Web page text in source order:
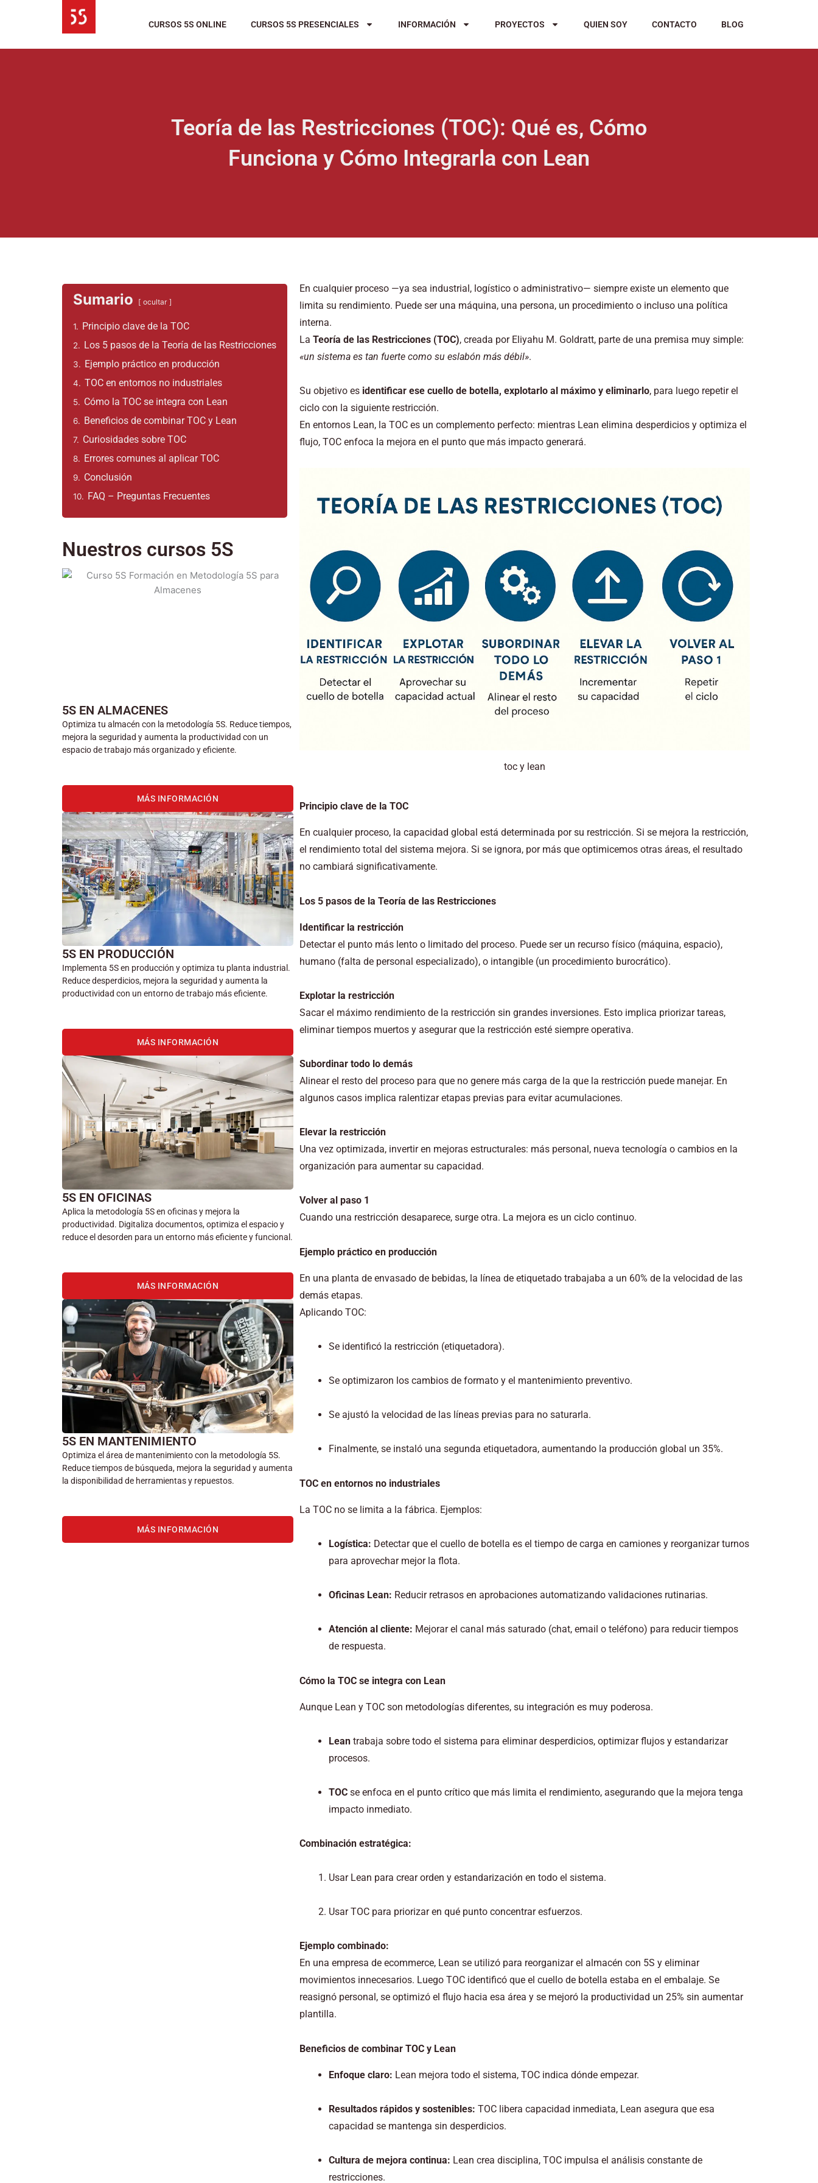
CURSOS 5S ONLINE CURSOS 5S PRESENCIALES INFORMACIÓN PROYECTOS QUIEN SOY CONTACTO BLOG
Teoría de las Restricciones (TOC): Qué es, Cómo
Funciona y Cómo Integrarla con Lean
Sumario ocultar
1. Principio clave de la TOC
2. Los 5 pasos de la Teoría de las Restricciones
3. Ejemplo práctico en producción
4. TOC en entornos no industriales
5. Cómo la TOC se integra con Lean
6. Beneficios de combinar TOC y Lean
7. Curiosidades sobre TOC
8. Errores comunes al aplicar TOC
9. Conclusión
10. FAQ – Preguntas Frecuentes
Nuestros cursos 5S
5S EN ALMACENES
Optimiza tu almacén con la metodología 5S. Reduce tiempos,
mejora la seguridad y aumenta la productividad con un
espacio de trabajo más organizado y eficiente.
MÁS INFORMACIÓN
5S EN PRODUCCIÓN
Implementa 5S en producción y optimiza tu planta industrial.
Reduce desperdicios, mejora la seguridad y aumenta la
productividad con un entorno de trabajo más eficiente.
MÁS INFORMACIÓN
5S EN OFICINAS
Aplica la metodología 5S en oficinas y mejora la
productividad. Digitaliza documentos, optimiza el espacio y
reduce el desorden para un entorno más eficiente y funcional.
MÁS INFORMACIÓN
5S EN MANTENIMIENTO
Optimiza el área de mantenimiento con la metodología 5S.
Reduce tiempos de búsqueda, mejora la seguridad y aumenta
la disponibilidad de herramientas y repuestos.
MÁS INFORMACIÓN
En cualquier proceso —ya sea industrial, logístico o administrativo— siempre existe un elemento que
limita su rendimiento. Puede ser una máquina, una persona, un procedimiento o incluso una política
interna.
La Teoría de las Restricciones (TOC), creada por Eliyahu M. Goldratt, parte de una premisa muy simple:
«un sistema es tan fuerte como su eslabón más débil».
Su objetivo es identificar ese cuello de botella, explotarlo al máximo y eliminarlo, para luego repetir el
ciclo con la siguiente restricción.
En entornos Lean, la TOC es un complemento perfecto: mientras Lean elimina desperdicios y optimiza el
flujo, TOC enfoca la mejora en el punto que más impacto generará.
toc y lean
Principio clave de la TOC
En cualquier proceso, la capacidad global está determinada por su restricción. Si se mejora la restricción,
el rendimiento total del sistema mejora. Si se ignora, por más que optimicemos otras áreas, el resultado
no cambiará significativamente.
Los 5 pasos de la Teoría de las Restricciones
Identificar la restricción
Detectar el punto más lento o limitado del proceso. Puede ser un recurso físico (máquina, espacio),
humano (falta de personal especializado), o intangible (un procedimiento burocrático).
Explotar la restricción
Sacar el máximo rendimiento de la restricción sin grandes inversiones. Esto implica priorizar tareas,
eliminar tiempos muertos y asegurar que la restricción esté siempre operativa.
Subordinar todo lo demás
Alinear el resto del proceso para que no genere más carga de la que la restricción puede manejar. En
algunos casos implica ralentizar etapas previas para evitar acumulaciones.
Elevar la restricción
Una vez optimizada, invertir en mejoras estructurales: más personal, nueva tecnología o cambios en la
organización para aumentar su capacidad.
Volver al paso 1
Cuando una restricción desaparece, surge otra. La mejora es un ciclo continuo.
Ejemplo práctico en producción
En una planta de envasado de bebidas, la línea de etiquetado trabajaba a un 60% de la velocidad de las
demás etapas.
Aplicando TOC:
Se identificó la restricción (etiquetadora).
Se optimizaron los cambios de formato y el mantenimiento preventivo.
Se ajustó la velocidad de las líneas previas para no saturarla.
Finalmente, se instaló una segunda etiquetadora, aumentando la producción global un 35%.
TOC en entornos no industriales
La TOC no se limita a la fábrica. Ejemplos:
Logística: Detectar que el cuello de botella es el tiempo de carga en camiones y reorganizar turnos
para aprovechar mejor la flota.
Oficinas Lean: Reducir retrasos en aprobaciones automatizando validaciones rutinarias.
Atención al cliente: Mejorar el canal más saturado (chat, email o teléfono) para reducir tiempos
de respuesta.
Cómo la TOC se integra con Lean
Aunque Lean y TOC son metodologías diferentes, su integración es muy poderosa.
Leantrabaja sobre todo el sistema para eliminar desperdicios, optimizar flujos y estandarizar
procesos.
TOCse enfoca en el punto crítico que más limita el rendimiento, asegurando que la mejora tenga
impacto inmediato.
Combinación estratégica:
Usar Lean para crear orden y estandarización en todo el sistema.
Usar TOC para priorizar en qué punto concentrar esfuerzos.
Ejemplo combinado:
En una empresa de ecommerce, Lean se utilizó para reorganizar el almacén con 5S y eliminar
movimientos innecesarios. Luego TOC identificó que el cuello de botella estaba en el embalaje. Se
reasignó personal, se optimizó el flujo hacia esa área y se mejoró la productividad un 25% sin aumentar
plantilla.
Beneficios de combinar TOC y Lean
Enfoque claro: Lean mejora todo el sistema, TOC indica dónde empezar.
Resultados rápidos y sostenibles: TOC libera capacidad inmediata, Lean asegura que esa
capacidad se mantenga sin desperdicios.
Cultura de mejora continua: Lean crea disciplina, TOC impulsa el análisis constante de
restricciones.